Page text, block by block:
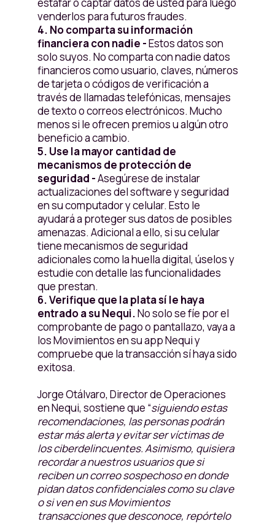
venderlos para futuros fraudes.
4. No comparta su información
financiera con nadie -Estos datos son
solo suyos. No comparta con nadie datos
financieros como usuario, claves, números
de tarjeta o códigos de verificación a
través de llamadas telefónicas, mensajes
de texto o correos electrónicos. Mucho
menos si le ofrecen premios u algún otro
beneficio a cambio.
5. Use la mayor cantidad de
mecanismos de protección de
seguridad -Asegúrese de instalar
actualizaciones del software y seguridad
en su computador y celular. Esto le
ayudará a proteger sus datos de posibles
amenazas. Adicional a ello, si su celular
tiene mecanismos de seguridad
adicionales como la huella digital, úselos y
estudie con detalle las funcionalidades
que prestan.
6. Verifique que la plata sí le haya
entrado a su Nequi.No solo se fíe por el
comprobante de pago o pantallazo, vaya a
los Movimientos en su app Nequi y
compruebe que la transacción sí haya sido
exitosa.
Jorge Otálvaro, Director de Operaciones
en Nequi, sostiene que “siguiendo estas
recomendaciones, las personas podrán
estar más alerta y evitar ser víctimas de
los ciberdelincuentes. Asimismo, quisiera
recordar a nuestros usuarios que si
reciben un correo sospechoso en donde
pidan datos confidenciales como su clave
o si ven en sus Movimientos
transacciones que desconoce, repórtelo